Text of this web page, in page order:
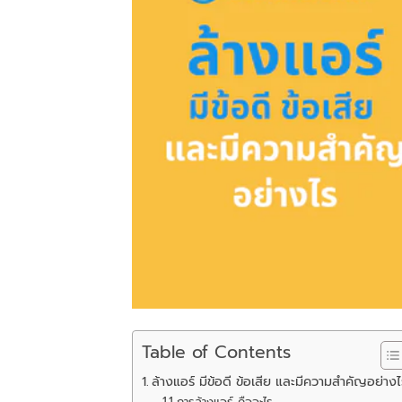
Table of Contents
ล้างแอร์ มีข้อดี ข้อเสีย และมีความสำคัญอย่าง